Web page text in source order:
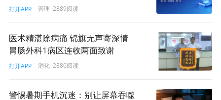
免责声明 · 我要投稿
第七季改善医疗服务行动 全国医院擂台赛城市类 总决赛
打开APP 管理 ·2889阅读
医术精湛除病痛 锦旗无声寄深情
胃肠外科1病区连收两面致谢
打开APP 消化 ·2886阅读
警惕暑期手机沉迷：别让屏幕吞噬